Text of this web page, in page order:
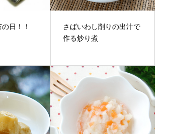
日！！
さばいわし削りの出汁で
作る炒り煮